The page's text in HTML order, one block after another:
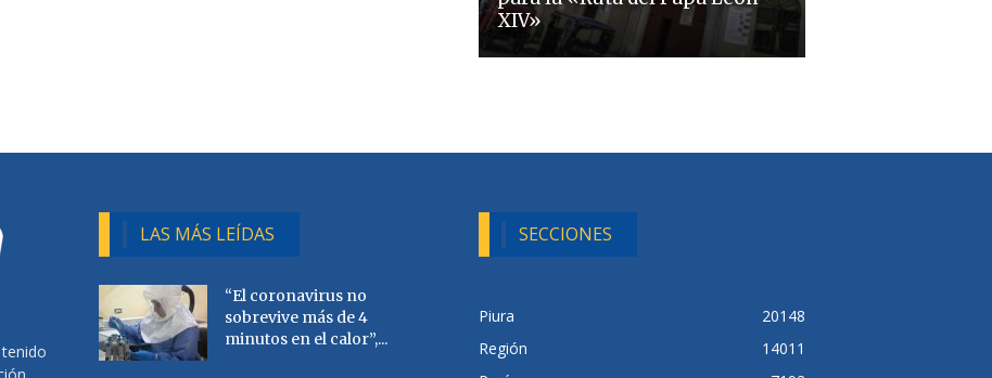
XIV»
LAS MÁS LEÍDAS
“El coronavirus no
sobrevive más de 4
minutos en el calor”,...
SECCIONES
Piura
20148
Región
14011